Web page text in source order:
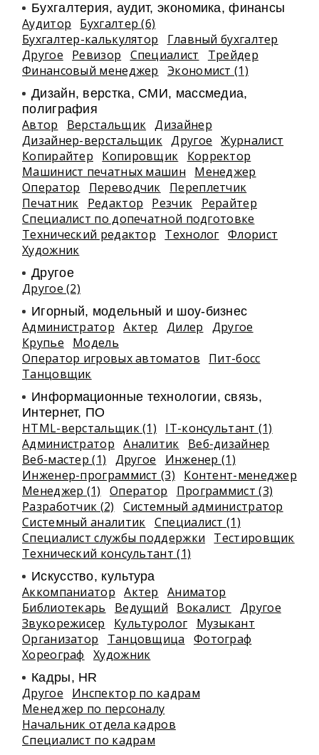
Бухгалтерия, аудит, экономика, финансы
Аудитор
Бухгалтер (6)
Бухгалтер-калькулятор
Главный бухгалтер
Другое
Ревизор Специалист
Трейдер
Финансовый менеджер
Экономист (1)
Дизайн, верстка, СМИ, массмедиа,
полиграфия
Автор Верстальщик Дизайнер
Дизайнер-верстальщик Другое
Журналист
Копирайтер
Копировщик
Корректор
Машинист печатных машин
Менеджер
Оператор
Переводчик
Переплетчик
Печатник
Редактор Резчик
Рерайтер
Специалист по допечатной подготовке
Технический редактор
Технолог Флорист
Художник
Другое
Другое (2)
Игорный, модельный и шоу-бизнес
Администратор Актер Дилер
Другое
Крупье
Модель
Оператор игровых автоматов
Пит-босс
Танцовщик
Информационные технологии, связь,
Интернет, ПО
HTML-верстальщик (1)
IT-консультант (1)
Администратор
Аналитик
Веб-дизайнер
Веб-мастер (1)
Другое
Инженер (1)
Инженер-программист (3)
Контент-менеджер
Менеджер (1)
Оператор
Программист (3)
Разработчик (2)
Системный администратор
Системный аналитик Специалист (1)
Специалист службы поддержки
Тестировщик
Технический консультант (1)
Искусство, культура
Аккомпаниатор Актер
Аниматор
Библиотекарь
Ведущий Вокалист
Другое
Звукорежисер
Культуролог
Музыкант
Организатор
Танцовщица
Фотограф
Хореограф
Художник
Кадры, HR
Другое
Инспектор по кадрам
Менеджер по персоналу
Начальник отдела кадров
Специалист по кадрам